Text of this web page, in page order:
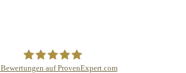
Bewertungen auf ProvenExpert.com